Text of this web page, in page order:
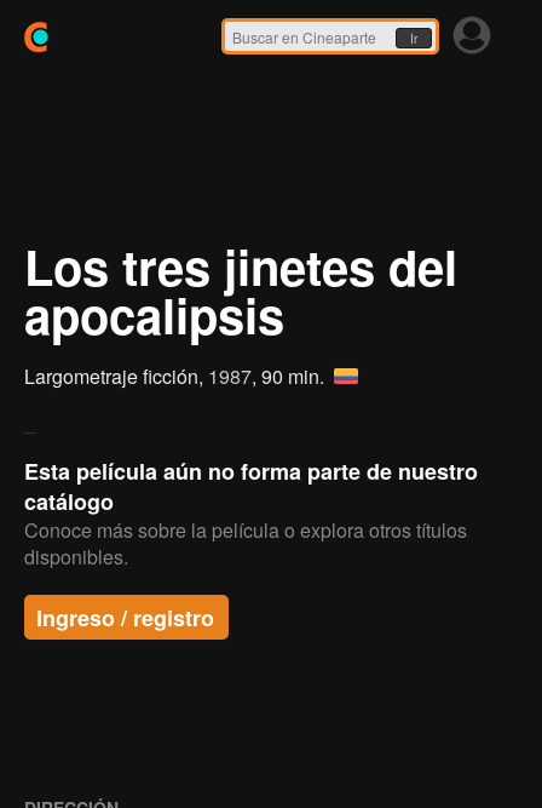
Ir
Los tres jinetes del
apocalipsis
Largometraje ficción, 1987, 90 min.
Esta película aún no forma parte de nuestro
catálogo
Conoce más sobre la película o explora otros títulos
disponibles.
Ingreso / registro